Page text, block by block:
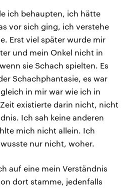
ich behaupten, ich hätte
vor sich ging, ich verstehe
Erst viel später wurde mir
und mein Onkel nicht in
sie Schach spielten. Es
Schachphantasie, es war
in mir war wie ich in
existierte darin nicht, nicht
Ich sah keine anderen
mich nicht allein. Ich
nur nicht, woher.
auf eine mein Verständnis
dort stamme, jedenfalls